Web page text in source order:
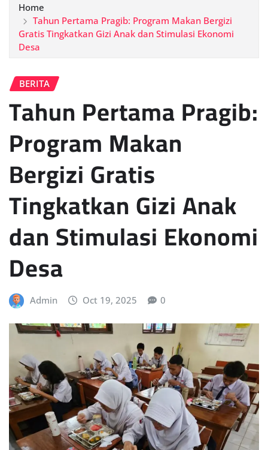
Home
Tahun Pertama Pragib: Program Makan Bergizi
Gratis Tingkatkan Gizi Anak dan Stimulasi Ekonomi
Desa
BERITA
Tahun Pertama Pragib:
Program Makan
Bergizi Gratis
Tingkatkan Gizi Anak
dan Stimulasi Ekonomi
Desa
Admin Oct 19, 2025 0